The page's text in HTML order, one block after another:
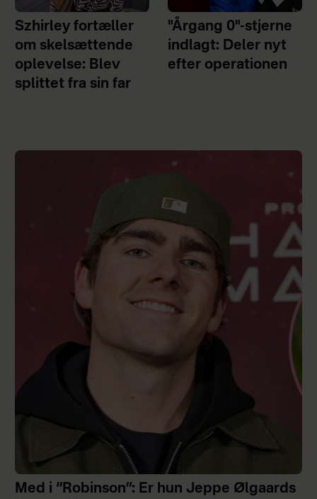
Szhirley fortæller
om skelsættende
oplevelse: Blev
splittet fra sin far
"Årgang 0"-stjerne
indlagt: Deler nyt
efter operationen
Med i “Robinson”: Er hun Jeppe Ølgaards